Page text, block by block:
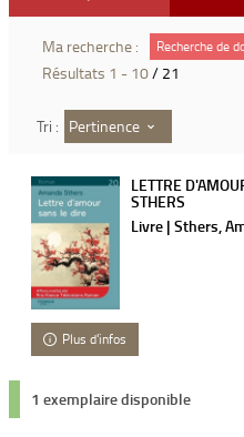
Ma recherche : Recherche de
Résultats 1 - 10/ 21
Tri : Pertinence
LETTRE
STHERS
Livre | Sthers,
Plus d'infos
1 exemplaire disponible